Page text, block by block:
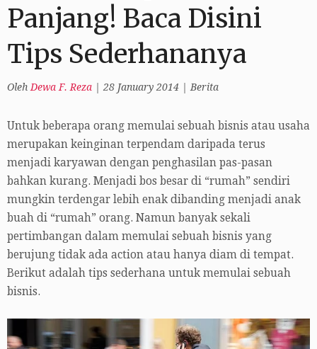
Panjang! Baca Disini
Tips Sederhananya
Oleh Dewa F. Reza 28 January 2014 Berita
Untuk beberapa orang memulai sebuah bisnis atau usaha
merupakan keinginan terpendam daripada terus
menjadi karyawan dengan penghasilan pas-pasan
bahkan kurang. Menjadi bos besar di “rumah” sendiri
mungkin terdengar lebih enak dibanding menjadi anak
buah di “rumah” orang. Namun banyak sekali
pertimbangan dalam memulai sebuah bisnis yang
berujung tidak ada action atau hanya diam di tempat.
Berikut adalah tips sederhana untuk memulai sebuah
bisnis.